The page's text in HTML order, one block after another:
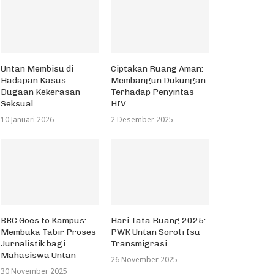
Untan Membisu di
Hadapan Kasus
Dugaan Kekerasan
Seksual
10 Januari 2026
Ciptakan Ruang Aman:
Membangun Dukungan
Terhadap Penyintas
HIV
2 Desember 2025
BBC Goes to Kampus:
Membuka Tabir Proses
Jurnalistik bagi
Mahasiswa Untan
30 November 2025
Hari Tata Ruang 2025:
PWK Untan Soroti Isu
Transmigrasi
26 November 2025